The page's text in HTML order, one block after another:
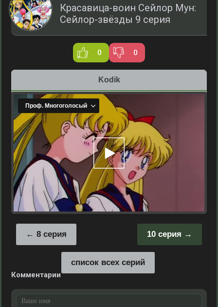
Красавица-воин Сейлор Мун:
Сейлор-звёзды 9 серия
0 0
Kodik
10 серия
8 серия
список всех серий
Комментарии